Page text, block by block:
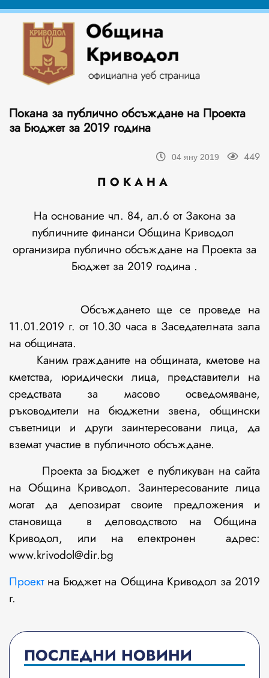
Покана за публично обсъждане на Проекта
за Бюджет за 2019 година
04 яну 2019 449
П О К А Н А
На основание чл. 84, ал.6 от Закона за
публичните финанси Община Криводол
организира публично обсъждане на Проекта за
Бюджет за 2019 година .
Обсъждането ще се проведе на
11.01.2019 г. от 10.30 часа в Заседателната зала
на общината.
Каним гражданите на общината, кметове на
кметства, юридически лица, представители на
средствата за масово осведомяване,
ръководители на бюджетни звена, общински
съветници и други заинтересовани лица, да
вземат участие в публичното обсъждане.
Проекта за Бюджет е публикуван на сайта
на Община Криводол. Заинтересованите лица
могат да депозират своите предложения и
становища в деловодството на Община
Криводол, или на електронен адрес:
www.krivodol@dir.bg
Проектна Бюджет на Община Криводол за 2019
г.
ПОСЛЕДНИ НОВИНИ